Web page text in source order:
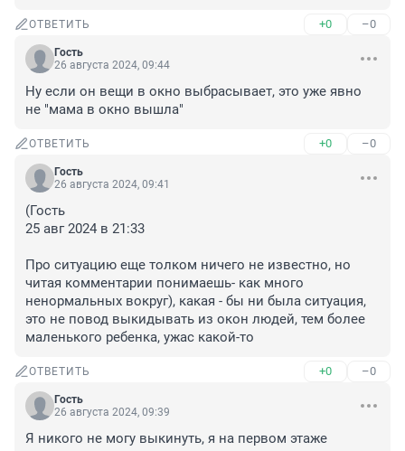
ОТВЕТИТЬ +0 –0
Гость
26 августа 2024, 09:44
Ну если он вещи в окно выбрасывает, это уже явно
не "мама в окно вышла"
ОТВЕТИТЬ +0 –0
Гость
26 августа 2024, 09:41
(Гость
25 авг 2024 в 21:33
Про ситуацию еще толком ничего не известно, но
читая комментарии понимаешь- как много
ненормальных вокруг), какая - бы ни была ситуация,
это не повод выкидывать из окон людей, тем более
маленького ребенка, ужас какой-то
ОТВЕТИТЬ +0 –0
Гость
26 августа 2024, 09:39
Я никого не могу выкинуть, я на первом этаже